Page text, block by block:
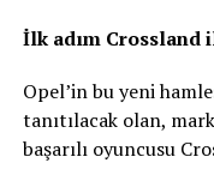
İlk adım Crossland
Opel’in bu yeni
tanıtılacak olan,
başarılı oyuncusu